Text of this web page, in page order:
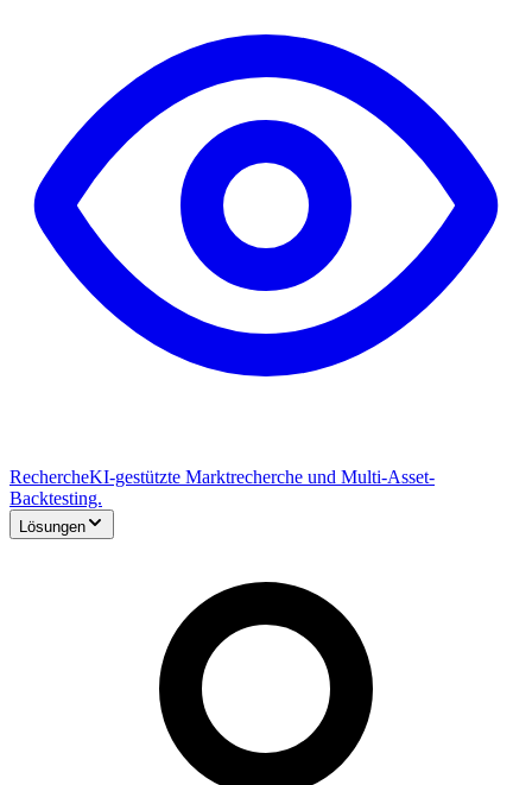
RechercheKI-gestützte Marktrecherche und Multi-Asset-
Backtesting.
Lösungen